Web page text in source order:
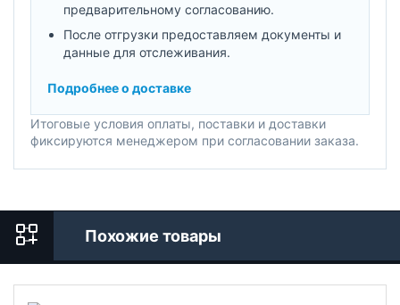
предварительному согласованию.
После отгрузки предоставляем документы и
данные для отслеживания.
Подробнее о доставке
Итоговые условия оплаты, поставки и доставки
фиксируются менеджером при согласовании заказа.
Похожие товары